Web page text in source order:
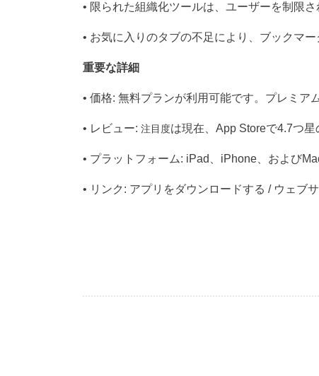
• 限られた組織化ツールは、ユーザーを制限
• お気に入りのタブの不足により、ブックマ
重要な詳細
• 価格: 無料プランが利用可能です。プレミア
• レビュー: 注目度は現在、 App Storeで4.7つ星
• プラットフォーム: iPad 、 iPhone、および
• リンク : アプリをダウンロードする / ウェブ